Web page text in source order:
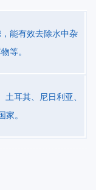
漆位置，热风循环，
。风机将外部新鲜
循环作用，除吸进
烧器自动停止:当温
烤漆房自动关机，
台-利用喷漆设备对喷
能有效去除水中杂
等。
耳其、尼日利亚、
家。